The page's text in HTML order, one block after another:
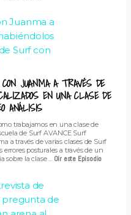
JUANMA A TRAVÉS DE
EN UNA CLASE DE
ANÁLISIS
trabajamos en una clase de
de Surf AVANCE Surf
a través de varias clases de Surf
posturales a través de un
sobre la clase ... Oír este Episodio